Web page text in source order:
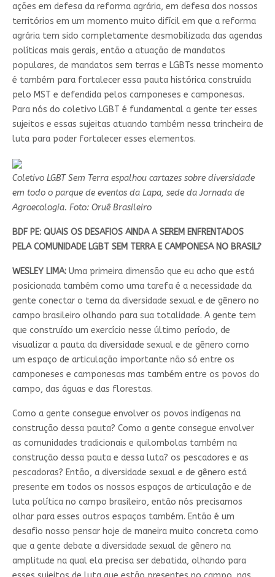
ações em defesa da reforma agrária, em defesa dos nossos
territórios em um momento muito difícil em que a reforma
agrária tem sido completamente desmobilizada das agendas
políticas mais gerais, então a atuação de mandatos
populares, de mandatos sem terras e LGBTs nesse momento
é também para fortalecer essa pauta histórica construída
pelo MST e defendida pelos camponeses e camponesas.
Para nós do coletivo LGBT é fundamental a gente ter esses
sujeitos e essas sujeitas atuando também nessa trincheira de
luta para poder fortalecer esses elementos.
Coletivo LGBT Sem Terra espalhou cartazes sobre diversidade
em todo o parque de eventos da Lapa, sede da Jornada de
Agroecologia. Foto: Oruê Brasileiro
BDF PE: QUAIS OS DESAFIOS AINDA A SEREM ENFRENTADOS
PELA COMUNIDADE LGBT SEM TERRA E CAMPONESA NO BRASIL?
WESLEY LIMA: Uma primeira dimensão que eu acho que está
posicionada também como uma tarefa é a necessidade da
gente conectar o tema da diversidade sexual e de gênero no
campo brasileiro olhando para sua totalidade. A gente tem
que construído um exercício nesse último período, de
visualizar a pauta da diversidade sexual e de gênero como
um espaço de articulação importante não só entre os
camponeses e camponesas mas também entre os povos do
campo, das águas e das florestas.
Como a gente consegue envolver os povos indígenas na
construção dessa pauta? Como a gente consegue envolver
as comunidades tradicionais e quilombolas também na
construção dessa pauta e dessa luta? os pescadores e as
pescadoras? Então, a diversidade sexual e de gênero está
presente em todos os nossos espaços de articulação e de
luta política no campo brasileiro, então nós precisamos
olhar para esses outros espaços também. Então é um
desafio nosso pensar hoje de maneira muito concreta como
que a gente debate a diversidade sexual de gênero na
amplitude na qual ela precisa ser debatida, olhando para